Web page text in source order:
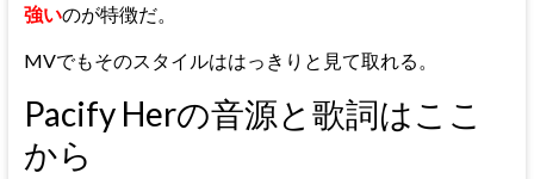
強いのが特徴だ。
MVでもそのスタイルははっきりと見て取れる。
Pacify Herの音源と歌詞はここ
から